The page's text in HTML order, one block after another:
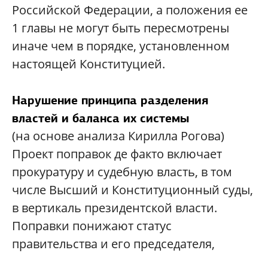
Российской Федерации, а положения ее
1 главы не могут быть пересмотрены
иначе чем в порядке, установленном
настоящей Конституцией.
Нарушение принципа разделения
властей и баланса их системы
(на основе анализа Кирилла Рогова)
Проект поправок де факто включает
прокуратуру и судебную власть, в том
числе Высший и Конституционный суды,
в вертикаль президентской власти.
Поправки понижают статус
правительства и его председателя,